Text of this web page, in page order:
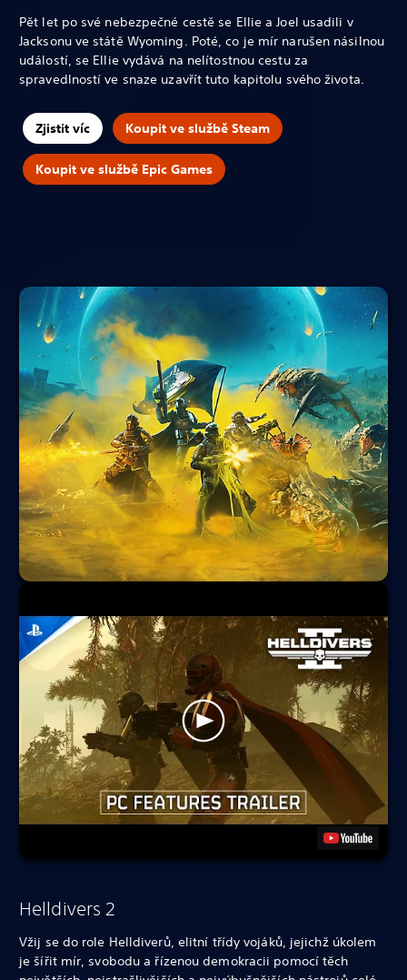
Pět let po své nebezpečné cestě se Ellie a Joel usadili v
Jacksonu ve státě Wyoming. Poté, co je mír narušen násilnou
událostí, se Ellie vydává na nelítostnou cestu za
spravedlností ve snaze uzavřít tuto kapitolu svého života.
Zjistit víc Koupit ve službě Steam
Koupit ve službě Epic Games
Helldivers 2
Vžij se do role Helldiverů, elitní třídy vojáků, jejichž úkolem
je šířit mír, svobodu a řízenou demokracii pomocí těch